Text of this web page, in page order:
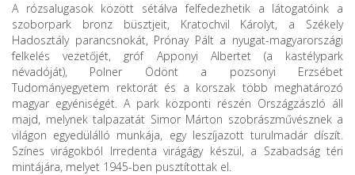
A rózsalugasok között sétálva felfedezhetik a látogatóink a
szoborpark bronz büsztjeit, Kratochvil Károlyt, a Székely
Hadosztály parancsnokát, Prónay Pált a nyugat-magyarországi
felkelés vezetőjét, gróf Apponyi Albertet (a kastélypark
névadóját), Polner Ödönt a pozsonyi Erzsébet
Tudományegyetem rektorát és a korszak több meghatározó
magyar egyéniségét. A park központi részén Országzászló áll
majd, melynek talpazatát Simor Márton szobrászművésznek a
világon egyedülálló munkája, egy leszíjazott turulmadár díszít.
Színes virágokból Irredenta virágágy készül, a Szabadság téri
mintájára, melyet 1945-ben pusztítottak el.